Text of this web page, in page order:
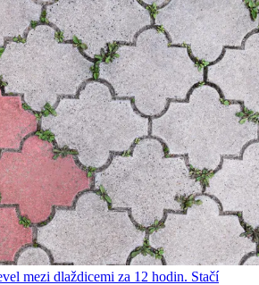
mezi dlaždicemi za 12 hodin. Stačí